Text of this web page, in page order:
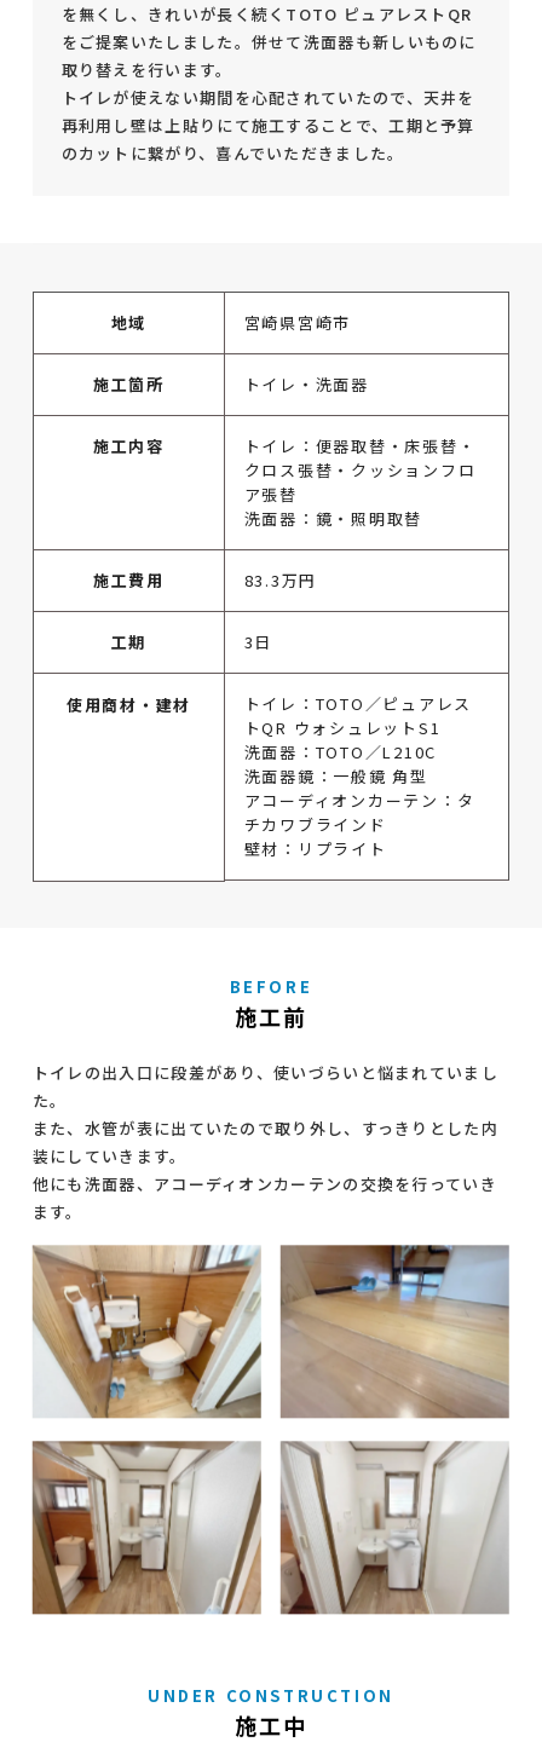
を無くし、きれいが長く続くTOTO ピュアレストQR
をご提案いたしました。併せて洗面器も新しいものに
取り替えを行います。
トイレが使えない期間を心配されていたので、天井を
再利用し壁は上貼りにて施工することで、工期と予算
のカットに繋がり、喜んでいただきました。
地域 宮崎県宮崎市
施工箇所 トイレ・洗面器
施工内容
トイレ：便器取替・床張替・
クロス張替・クッションフロ
ア張替
洗面器：鏡・照明取替
施工費用 83.3万円
工期 3日
使用商材・建材
トイレ：TOTO／ピュアレス
トQR ウォシュレットS1
洗面器：TOTO／L210C
洗面器鏡：一般鏡 角型
アコーディオンカーテン：タ
チカワブラインド
壁材：リプライト
BEFORE
施工前
トイレの出入口に段差があり、使いづらいと悩まれていまし
た。
また、水管が表に出ていたので取り外し、すっきりとした内
装にしていきます。
他にも洗面器、アコーディオンカーテンの交換を行っていき
ます。
UNDER CONSTRUCTION
施工中